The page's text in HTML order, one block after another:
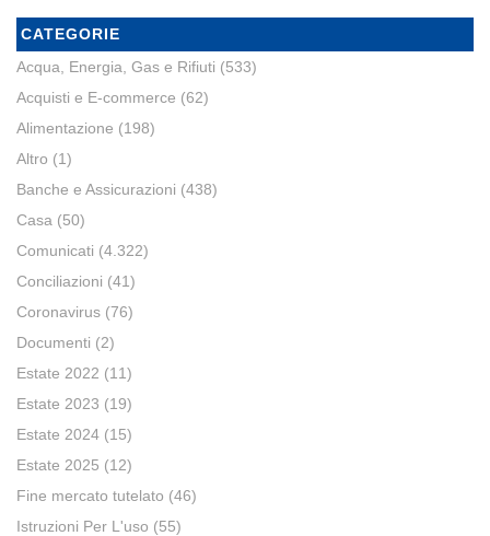
CATEGORIE
Acqua, Energia, Gas e Rifiuti (533)
Acquisti e E-commerce (62)
Alimentazione (198)
Altro (1)
Banche e Assicurazioni (438)
Casa (50)
Comunicati (4.322)
Conciliazioni (41)
Coronavirus (76)
Documenti (2)
Estate 2022 (11)
Estate 2023 (19)
Estate 2024 (15)
Estate 2025 (12)
Fine mercato tutelato (46)
Istruzioni Per L'uso (55)